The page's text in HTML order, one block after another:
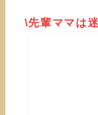
\先輩ママは